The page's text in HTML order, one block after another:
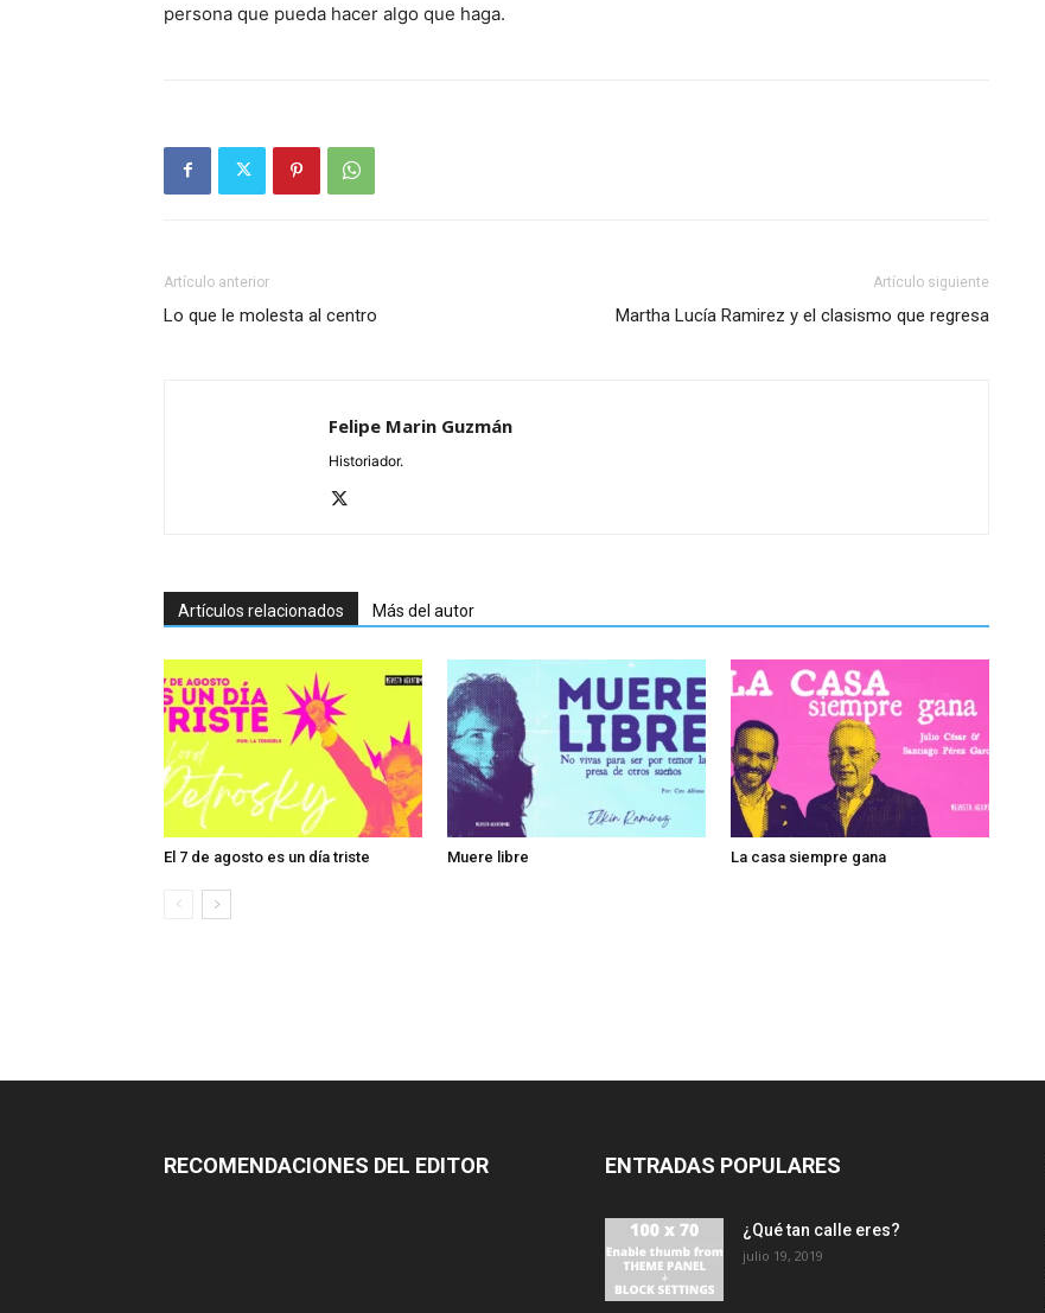
persona que pueda hacer algo que haga.
Artículo anterior
Lo que le molesta al centro
Artículo siguiente
Martha Lucía Ramirez y el clasismo que regresa
Felipe Marin Guzmán
Historiador.
Artículos relacionados Más del autor
El 7 de agosto es un día triste Muere libre La casa siempre gana
RECOMENDACIONES DEL EDITOR ENTRADAS POPULARES
¿Qué tan calle eres?
julio 19, 2019